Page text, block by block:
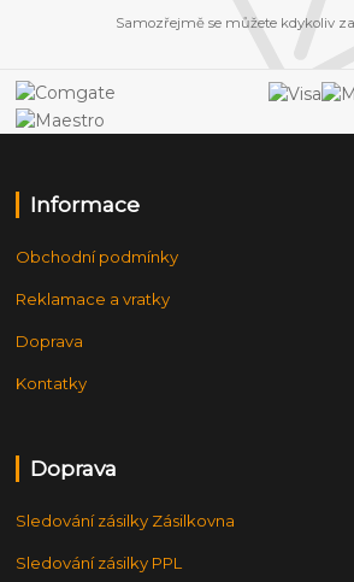
Samozřejmě se můžete kdykoliv
Informace
Obchodní podmínky
Reklamace a vratky
Doprava
Kontatky
Doprava
Sledování zásilky Zásilkovna
Sledování zásilky PPL